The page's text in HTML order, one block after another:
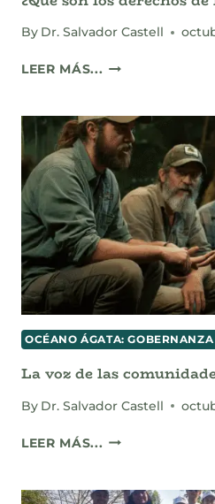
By Dr. Salvador Castell
LEER MÁS... ¿QUÉ
DERECHOS
DE
LA
NATURALEZA?
OCÉANO ÁGATA: GOBERNANZA
La voz de las
By Dr. Salvador Castell
LEER MÁS... LA
LAS